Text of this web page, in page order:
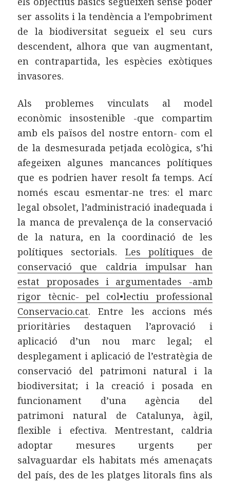
ser assolits i la tendència a l’empobriment
de la biodiversitat segueix el seu curs
descendent, alhora que van augmentant,
en contrapartida, les espècies exòtiques
invasores.
Als problemes vinculats al model
econòmic insostenible -que compartim
amb els països del nostre entorn- com el
de la desmesurada petjada ecològica, s’hi
afegeixen algunes mancances polítiques
que es podrien haver resolt fa temps. Ací
només escau esmentar-ne tres: el marc
legal obsolet, l’administració inadequada i
la manca de prevalença de la conservació
de la natura, en la coordinació de les
polítiques sectorials. Les polítiques de
conservació que caldria impulsar han
estat proposades i argumentades -amb
rigor tècnic- pel col•lectiu professional
Conservacio.cat. Entre les accions més
prioritàries destaquen l’aprovació i
aplicació d’un nou marc legal; el
desplegament i aplicació de l’estratègia de
conservació del patrimoni natural i la
biodiversitat; i la creació i posada en
funcionament d’una agència del
patrimoni natural de Catalunya, àgil,
flexible i efectiva. Mentrestant, caldria
adoptar mesures urgents per
salvaguardar els habitats més amenaçats
del país, des de les platges litorals fins als